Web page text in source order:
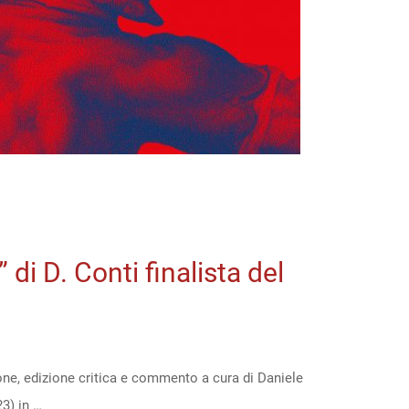
di D. Conti finalista del
edizione critica e commento a cura di Daniele
in …